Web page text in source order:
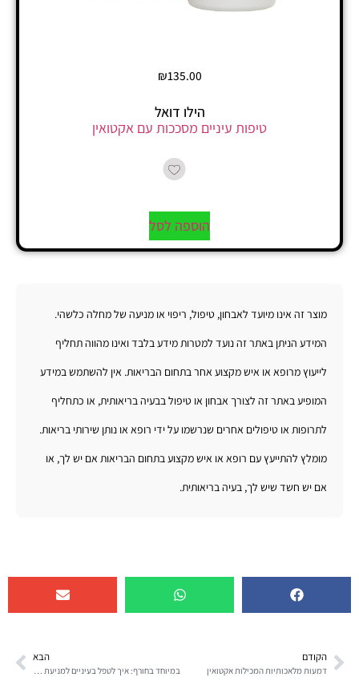
₪135.00
הילו דואל
טיפות עיניים מסככות עם אקטואין
הוספה לסל
מוצר זה אינו מיועד לאבחון, טיפול, ריפוי או מניעה של מחלה כלשהי.
המידע הניתן באתר זה נועד למטרות מידע בלבד ואינו מהווה תחליף
לייעוץ מרופא או איש מקצוע אחר בתחום הבריאות. אין להשתמש במידע
המופיע באתר זה לצורך אבחון או טיפול בבעיה בריאותית, או כתחליף
לתרופות או טיפולים אחרים שנרשמו על ידי רופא או נותן שירותי בריאות.
מומלץ להתייעץ עם רופא או איש מקצוע בתחום הבריאות אם יש לך, או
אם יש חשד שיש לך, בעיה בריאותית.
הקודם
דמעות מלאכותיות המכילות אקטואין
הבא
במיוחד בחורף: איך לטפל בעיניים למניעת זיהום ויובש?